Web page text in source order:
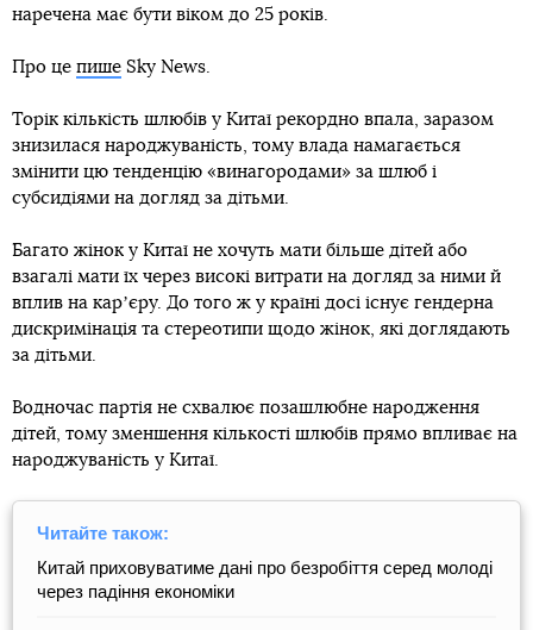
наречена має бути віком до 25 років.
Про це пише Sky News.
Торік кількість шлюбів у Китаї рекордно впала, заразом
знизилася народжуваність, тому влада намагається
змінити цю тенденцію «винагородами» за шлюб і
субсидіями на догляд за дітьми.
Багато жінок у Китаї не хочуть мати більше дітей або
взагалі мати їх через високі витрати на догляд за ними й
вплив на карʼєру. До того ж у країні досі існує гендерна
дискримінація та стереотипи щодо жінок, які доглядають
за дітьми.
Водночас партія не схвалює позашлюбне народження
дітей, тому зменшення кількості шлюбів прямо впливає на
народжуваність у Китаї.
Читайте також:
Китай приховуватиме дані про безробіття серед молоді
через падіння економіки